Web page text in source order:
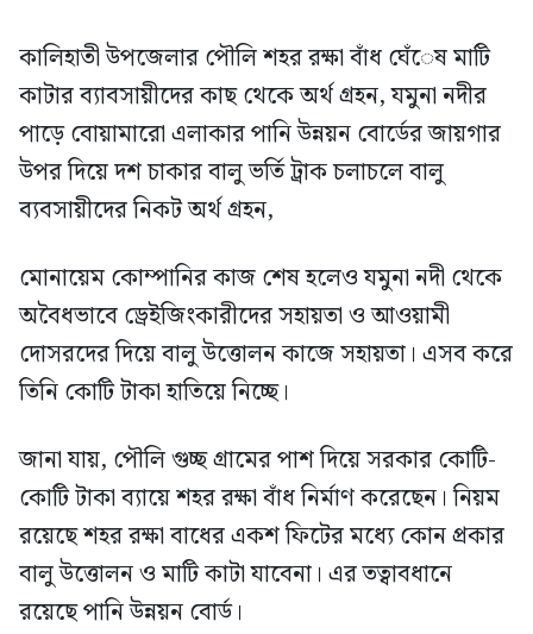
কালিহাতী উপজেলার পৌলি শহর রক্ষা বাঁধ ঘেঁেষ মাটি
কাটার ব্যাবসায়ীদের কাছ থেকে অর্থ গ্রহন, যমুনা নদীর
পাড়ে বোয়ামারো এলাকার পানি উন্নয়ন বোর্ডের জায়গার
উপর দিয়ে দশ চাকার বালু ভর্তি ট্রাক চলাচলে বালু
ব্যবসায়ীদের নিকট অর্থ গ্রহন,
মোনায়েম কোম্পানির কাজ শেষ হলেও যমুনা নদী থেকে
অবৈধভাবে ড্রেইজিংকারীদের সহায়তা ও আওয়ামী
দোসরদের দিয়ে বালু উত্তোলন কাজে সহায়তা। এসব করে
তিনি কোটি টাকা হাতিয়ে নিচ্ছে।
জানা যায়, পৌলি গুচ্ছ গ্রামের পাশ দিয়ে সরকার কোটি-
কোটি টাকা ব্যায়ে শহর রক্ষা বাঁধ নির্মাণ করেছেন। নিয়ম
রয়েছে শহর রক্ষা বাধের একশ ফিটের মধ্যে কোন প্রকার
বালু উত্তোলন ও মাটি কাটা যাবেনা। এর তত্বাবধানে
রয়েছে পানি উন্নয়ন বোর্ড।